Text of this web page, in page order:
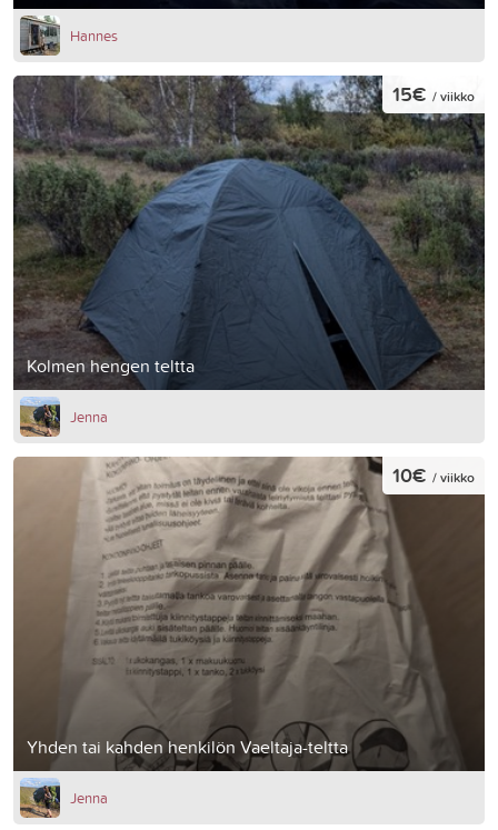
Hannes
Kolmen hengen teltta
15€ / viikko
Jenna
Yhden tai kahden henkilön Vaeltaja-teltta
10€ / viikko
Jenna